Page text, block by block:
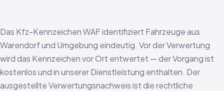
Das Kfz-Kennzeichen WAF identifiziert Fahrzeuge aus
Warendorf und Umgebung eindeutig. Vor der Verwertung
wird das Kennzeichen vor Ort entwertet — der Vorgang ist
kostenlos und in unserer Dienstleistung enthalten. Der
ausgestellte Verwertungsnachweis ist die rechtliche